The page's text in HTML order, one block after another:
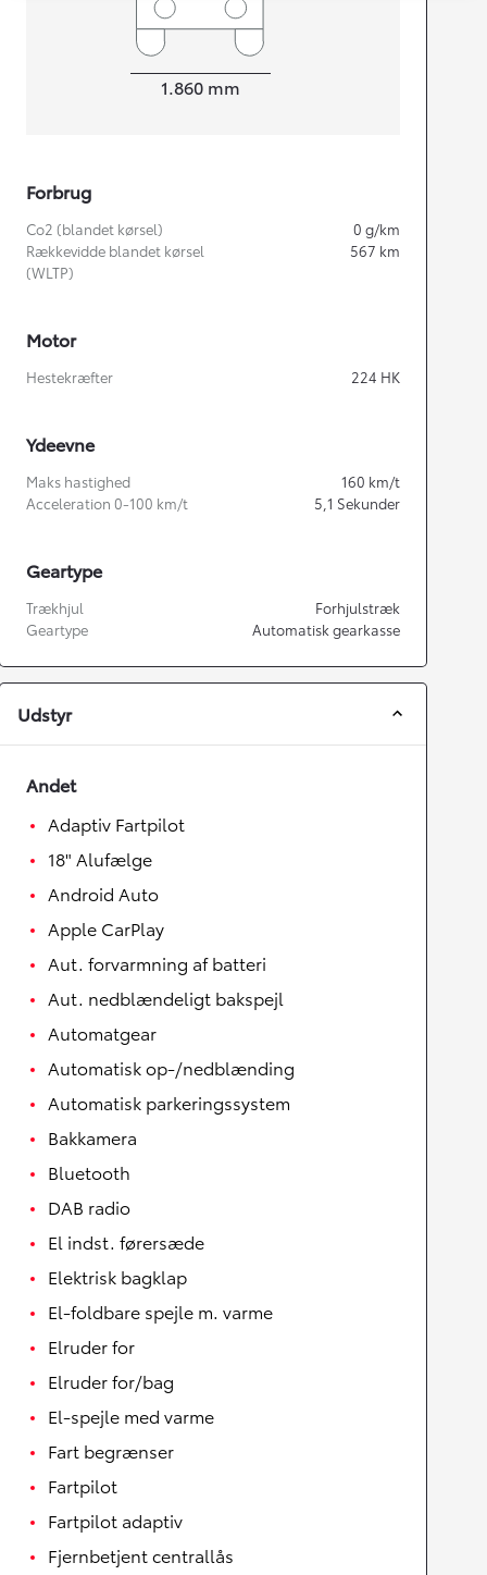
1.860 mm
Forbrug
Co2 (blandet kørsel) 0 g/km
Rækkevidde blandet kørsel
(WLTP)
567 km
Motor
Hestekræfter 224 HK
Ydeevne
Maks hastighed 160 km/t
Acceleration 0-100 km/t
5,1 Sekunder
Geartype
Trækhjul
Forhjulstræk
Geartype
Automatisk gearkasse
Udstyr
Andet
Adaptiv Fartpilot
18" Alufælge
Android Auto
Apple CarPlay
Aut. forvarmning af batteri
Aut. nedblændeligt bakspejl
Automatgear
Automatisk op-/nedblænding
Automatisk parkeringssystem
Bakkamera
Bluetooth
DAB radio
El indst. førersæde
Elektrisk bagklap
El-foldbare spejle m. varme
Elruder for
Elruder for/bag
El-spejle med varme
Fart begrænser
Fartpilot
Fartpilot adaptiv
Fjernbetjent centrallås